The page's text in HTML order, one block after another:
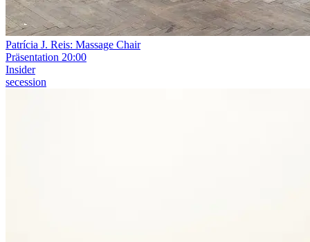
Patrícia J. Reis: Massage Chair
Präsentation 20:00
Insider
secession